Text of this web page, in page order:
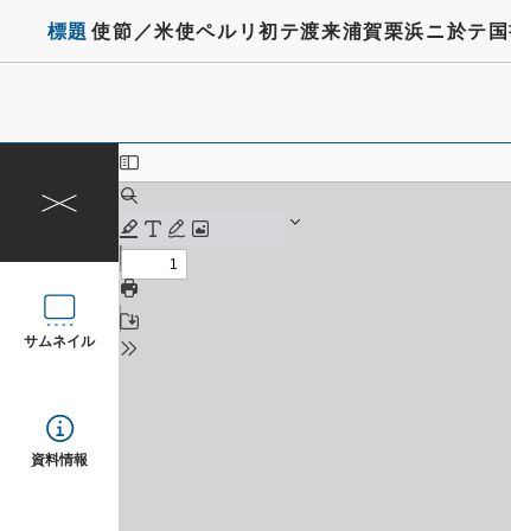
標題 使節／米使ペルリ初テ渡来浦賀栗浜ニ於テ
サムネイル
資料情報